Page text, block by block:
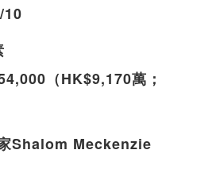
10
（HK$9,170萬；
Shalom Meckenzie